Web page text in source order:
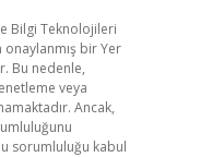
Bilgi Teknolojileri
onaylanmış bir Yer
Bu nedenle,
veya
Ancak,
sorumluluğu kabul